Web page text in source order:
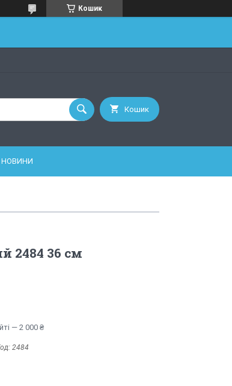
Кошик
Кошик
НОВИНИ
2484 36 см
— 2 000 ₴
2484